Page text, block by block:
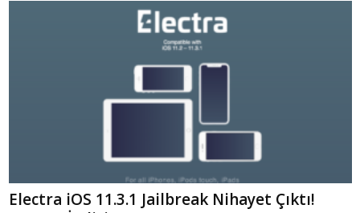
Electra iOS 11.3.1 Jailbreak Nihayet Çıktı!